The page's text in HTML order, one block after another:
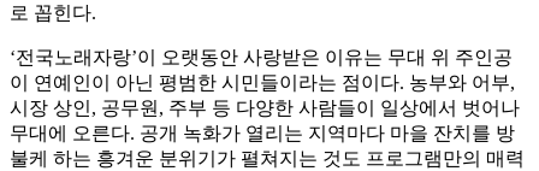
로 꼽힌다.
‘전국노래자랑’이 오랫동안 사랑받은 이유는 무대 위 주인공
이 연예인이 아닌 평범한 시민들이라는 점이다. 농부와 어부,
시장 상인, 공무원, 주부 등 다양한 사람들이 일상에서 벗어나
무대에 오른다. 공개 녹화가 열리는 지역마다 마을 잔치를 방
불케 하는 흥겨운 분위기가 펼쳐지는 것도 프로그램만의 매력